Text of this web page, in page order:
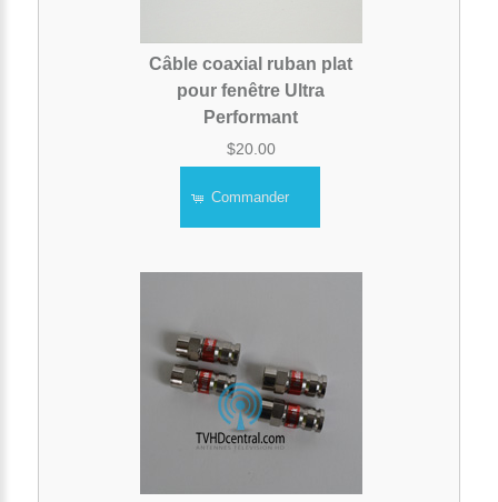
Câble coaxial ruban plat
pour fenêtre Ultra
Performant
$20.00
Commander